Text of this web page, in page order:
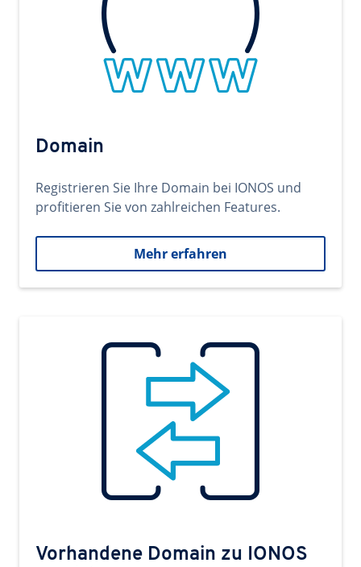
Domain
Registrieren Sie Ihre Domain bei IONOS und
profitieren Sie von zahlreichen Features.
Mehr erfahren
Vorhandene Domain zu IONOS